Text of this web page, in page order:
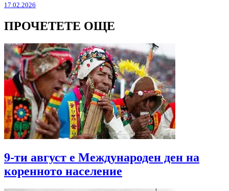
17.02.2026
ПРОЧЕТЕТЕ ОЩЕ
9-ти август е Международен ден на
коренното население